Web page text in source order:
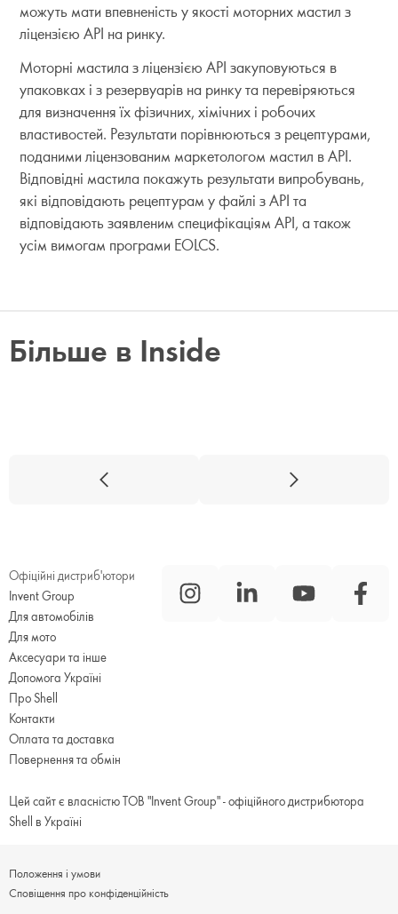
можуть мати впевненість у якості моторних мастил з
ліцензією API на ринку.
Моторні мастила з ліцензією API закуповуються в
упаковках і з резервуарів на ринку та перевіряються
для визначення їх фізичних, хімічних і робочих
властивостей. Результати порівнюються з рецептурами,
поданими ліцензованим маркетологом мастил в API.
Відповідні мастила покажуть результати випробувань,
які відповідають рецептурам у файлі з API та
відповідають заявленим специфікаціям API, а також
усім вимогам програми EOLCS.
Більше в Inside
Офіційні дистриб'ютори
Invent Group
Для автомобілів
Для мото
Аксесуари та інше
Допомога Україні
Про Shell
Контакти
Оплата та доставка
Повернення та обмін
Цей сайт є власністю ТОВ "Invent Group" - офіційного дистрибютора
Shell в Україні
Положення і умови
Сповіщення про конфіденційність